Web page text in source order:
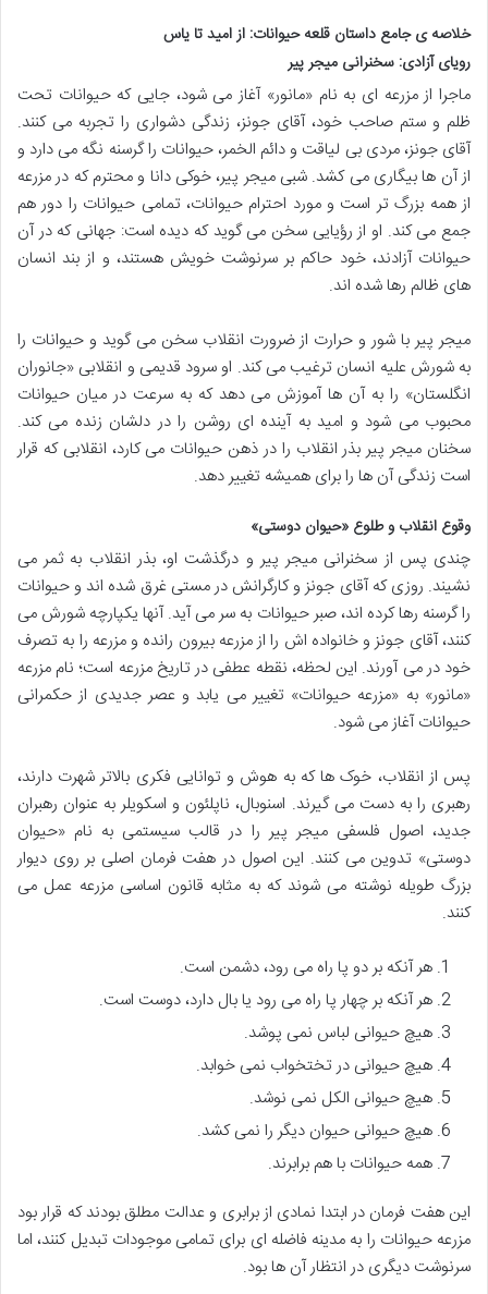
خلاصه ی جامع داستان قلعه حیوانات: از امید تا یاس
رویای آزادی: سخنرانی میجر پیر
ماجرا از مزرعه ای به نام «مانور» آغاز می شود، جایی که حیوانات تحت
ظلم و ستم صاحب خود، آقای جونز، زندگی دشواری را تجربه می کنند.
آقای جونز، مردی بی لیاقت و دائم الخمر، حیوانات را گرسنه نگه می دارد و
از آن ها بیگاری می کشد. شبی میجر پیر، خوکی دانا و محترم که در مزرعه
از همه بزرگ تر است و مورد احترام حیوانات، تمامی حیوانات را دور هم
جمع می کند. او از رؤیایی سخن می گوید که دیده است: جهانی که در آن
حیوانات آزادند، خود حاکم بر سرنوشت خویش هستند، و از بند انسان
های ظالم رها شده اند.
میجر پیر با شور و حرارت از ضرورت انقلاب سخن می گوید و حیوانات را
به شورش علیه انسان ترغیب می کند. او سرود قدیمی و انقلابی «جانوران
انگلستان» را به آن ها آموزش می دهد که به سرعت در میان حیوانات
محبوب می شود و امید به آینده ای روشن را در دلشان زنده می کند.
سخنان میجر پیر بذر انقلاب را در ذهن حیوانات می کارد، انقلابی که قرار
است زندگی آن ها را برای همیشه تغییر دهد.
وقوع انقلاب و طلوع «حیوان دوستی»
چندی پس از سخنرانی میجر پیر و درگذشت او، بذر انقلاب به ثمر می
نشیند. روزی که آقای جونز و کارگرانش در مستی غرق شده اند و حیوانات
را گرسنه رها کرده اند، صبر حیوانات به سر می آید. آنها یکپارچه شورش می
کنند، آقای جونز و خانواده اش را از مزرعه بیرون رانده و مزرعه را به تصرف
خود در می آورند. این لحظه، نقطه عطفی در تاریخ مزرعه است؛ نام مزرعه
«مانور» به «مزرعه حیوانات» تغییر می یابد و عصر جدیدی از حکمرانی
حیوانات آغاز می شود.
پس از انقلاب، خوک ها که به هوش و توانایی فکری بالاتر شهرت دارند،
رهبری را به دست می گیرند. اسنوبال، ناپلئون و اسکویلر به عنوان رهبران
جدید، اصول فلسفی میجر پیر را در قالب سیستمی به نام «حیوان
دوستی» تدوین می کنند. این اصول در هفت فرمان اصلی بر روی دیوار
بزرگ طویله نوشته می شوند که به مثابه قانون اساسی مزرعه عمل می
کنند.
هر آنکه بر دو پا راه می رود، دشمن است.
هر آنکه بر چهار پا راه می رود یا بال دارد، دوست است.
هیچ حیوانی لباس نمی پوشد.
هیچ حیوانی در تختخواب نمی خوابد.
هیچ حیوانی الکل نمی نوشد.
هیچ حیوانی حیوان دیگر را نمی کشد.
همه حیوانات با هم برابرند.
این هفت فرمان در ابتدا نمادی از برابری و عدالت مطلق بودند که قرار بود
مزرعه حیوانات را به مدینه فاضله ای برای تمامی موجودات تبدیل کنند، اما
سرنوشت دیگری در انتظار آن ها بود.